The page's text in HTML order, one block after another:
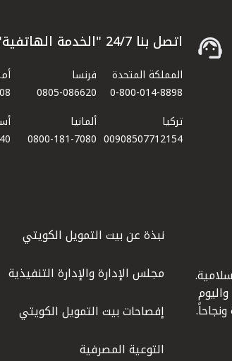
اتصل بنا 24/7 "الخدمة الهاتفية" 1803333
المملكة المتحدة
0-800-014-8898
فرنسا
0805-086620
تركيا
00908507712154​
ألمانيا
0800-181-7080
إسلامي أنشئ في دولة الكويت عام 1977، واليوم
نبذة عن بيت التمويل الكويتي
مجلس الإدارة والإدارة التنفيذية
إفصاحات بيت التمويل الكويتي
التوعية المصرفية